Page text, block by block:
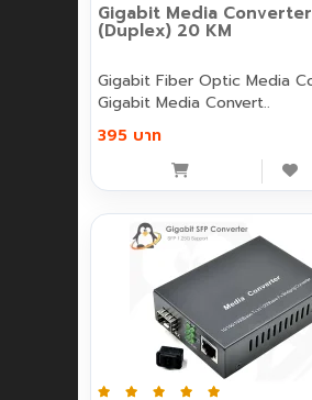
Gigabit Media Converter
(Duplex) 20 KM
Gigabit Fiber Optic Media
Gigabit Media Convert..
395 บาท